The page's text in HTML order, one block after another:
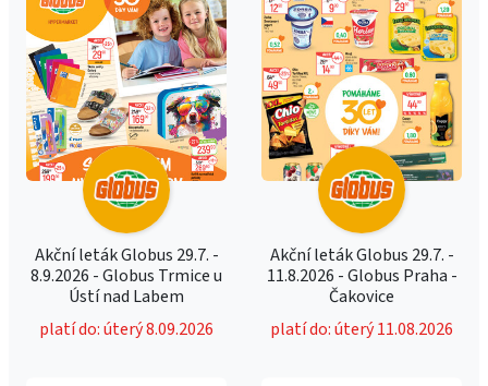
Akční leták Globus 29.7. -
8.9.2026 - Globus Trmice u
Ústí nad Labem
platí do: úterý 8.09.2026
Akční leták Globus 29.7. -
11.8.2026 - Globus Praha -
Čakovice
platí do: úterý 11.08.2026